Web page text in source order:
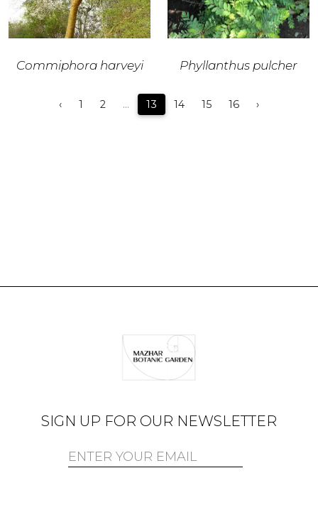
Commiphora harveyi Phyllanthus pulcher
‹ 1 2 ... 13 14 15 16 ›
SIGN UP FOR OUR NEWSLETTER